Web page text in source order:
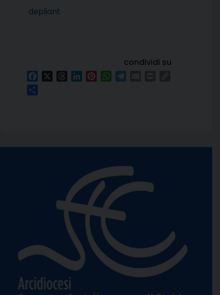
depliant
condividi su
FacebookThreadsLinkedInPinterestWhatsApp